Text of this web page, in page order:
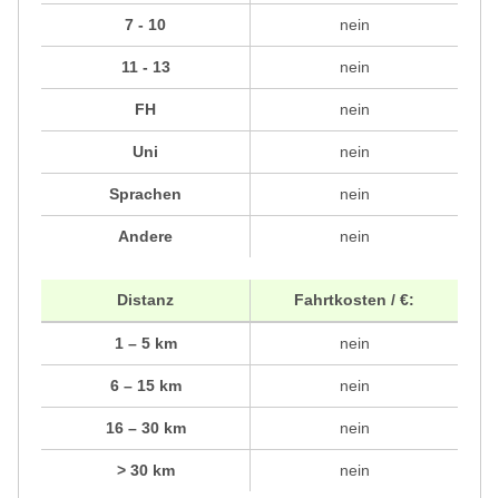
7 - 10
11 - 13
FH
Uni
Sprachen
Andere
nein
nein
nein
nein
nein
nein
Distanz
1 – 5 km
6 – 15 km
16 – 30 km
> 30 km
Fahrtkosten / €:
nein
nein
nein
nein